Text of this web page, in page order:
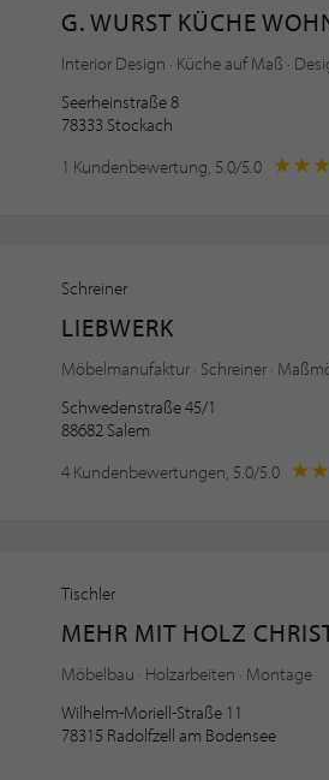
G. WURST KÜCHE
Interior Design · Küche auf Maß ·
Seerheinstraße 8
78333 Stockach
1 Kundenbewertung, 5.0/5.0
Schreiner
LIEBWERK
Möbelmanufaktur · Schreiner ·
Schwedenstraße 45/1
88682 Salem
4 Kundenbewertungen, 5.0/5.0
Tischler
MEHR MIT HOLZ
Möbelbau · Holzarbeiten · Montage
Wilhelm-Moriell-Straße 11
78315 Radolfzell am Bodensee